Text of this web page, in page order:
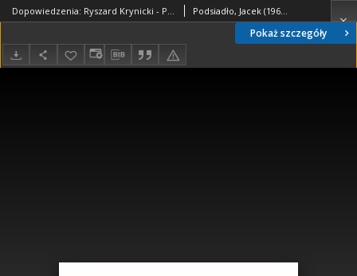
Pokaż szczegóły
Dopowiedzenia: Ryszard Krynicki - Poezja Podsiadło, Jacek (1964- )